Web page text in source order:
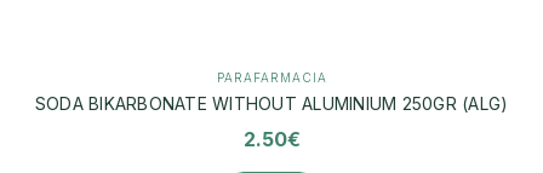
PARAFARMACIA
SODA BIKARBONATE WITHOUT ALUMINIUM 250GR (ALG)
2.50€